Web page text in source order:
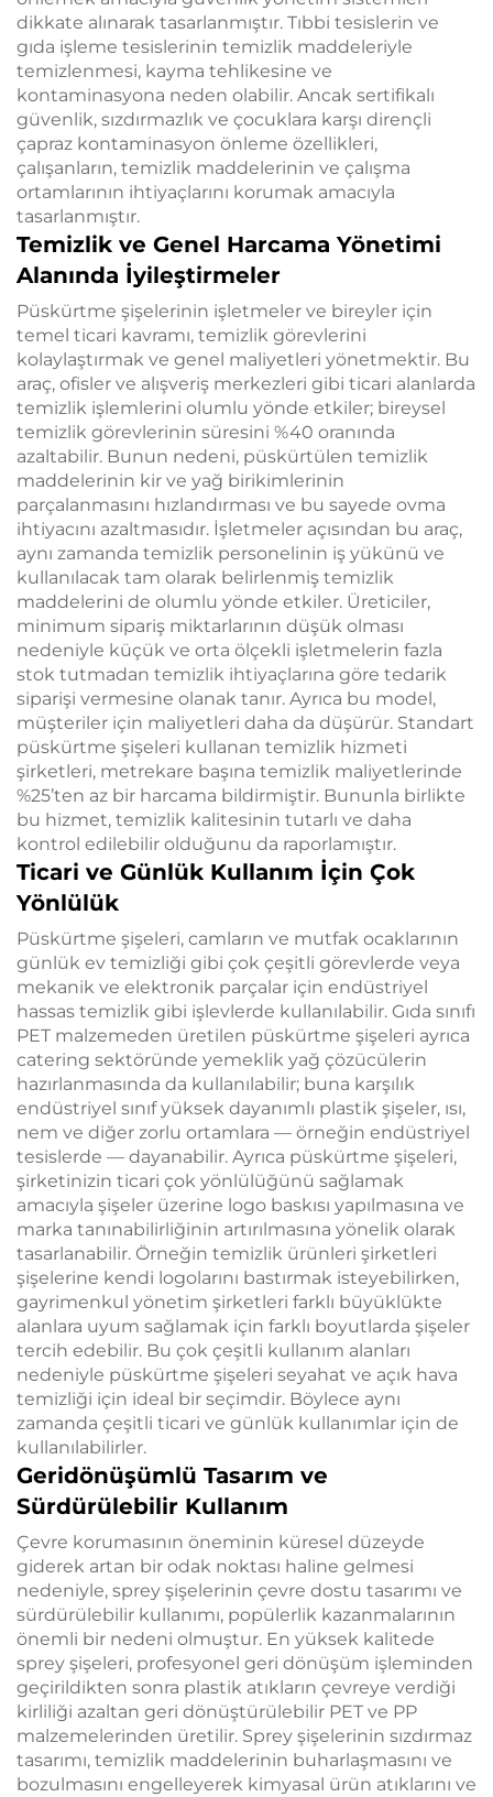
dikkate alınarak tasarlanmıştır. Tıbbi tesislerin ve
gıda işleme tesislerinin temizlik maddeleriyle
temizlenmesi, kayma tehlikesine ve
kontaminasyona neden olabilir. Ancak sertifikalı
güvenlik, sızdırmazlık ve çocuklara karşı dirençli
çapraz kontaminasyon önleme özellikleri,
çalışanların, temizlik maddelerinin ve çalışma
ortamlarının ihtiyaçlarını korumak amacıyla
tasarlanmıştır.
Temizlik ve Genel Harcama Yönetimi
Alanında İyileştirmeler
Püskürtme şişelerinin işletmeler ve bireyler için
temel ticari kavramı, temizlik görevlerini
kolaylaştırmak ve genel maliyetleri yönetmektir. Bu
araç, ofisler ve alışveriş merkezleri gibi ticari alanlarda
temizlik işlemlerini olumlu yönde etkiler; bireysel
temizlik görevlerinin süresini %40 oranında
azaltabilir. Bunun nedeni, püskürtülen temizlik
maddelerinin kir ve yağ birikimlerinin
parçalanmasını hızlandırması ve bu sayede ovma
ihtiyacını azaltmasıdır. İşletmeler açısından bu araç,
aynı zamanda temizlik personelinin iş yükünü ve
kullanılacak tam olarak belirlenmiş temizlik
maddelerini de olumlu yönde etkiler. Üreticiler,
minimum sipariş miktarlarının düşük olması
nedeniyle küçük ve orta ölçekli işletmelerin fazla
stok tutmadan temizlik ihtiyaçlarına göre tedarik
siparişi vermesine olanak tanır. Ayrıca bu model,
müşteriler için maliyetleri daha da düşürür. Standart
püskürtme şişeleri kullanan temizlik hizmeti
şirketleri, metrekare başına temizlik maliyetlerinde
%25’ten az bir harcama bildirmiştir. Bununla birlikte
bu hizmet, temizlik kalitesinin tutarlı ve daha
kontrol edilebilir olduğunu da raporlamıştır.
Ticari ve Günlük Kullanım İçin Çok
Yönlülük
Püskürtme şişeleri, camların ve mutfak ocaklarının
günlük ev temizliği gibi çok çeşitli görevlerde veya
mekanik ve elektronik parçalar için endüstriyel
hassas temizlik gibi işlevlerde kullanılabilir. Gıda sınıfı
PET malzemeden üretilen püskürtme şişeleri ayrıca
catering sektöründe yemeklik yağ çözücülerin
hazırlanmasında da kullanılabilir; buna karşılık
endüstriyel sınıf yüksek dayanımlı plastik şişeler, ısı,
nem ve diğer zorlu ortamlara — örneğin endüstriyel
tesislerde — dayanabilir. Ayrıca püskürtme şişeleri,
şirketinizin ticari çok yönlülüğünü sağlamak
amacıyla şişeler üzerine logo baskısı yapılmasına ve
marka tanınabilirliğinin artırılmasına yönelik olarak
tasarlanabilir. Örneğin temizlik ürünleri şirketleri
şişelerine kendi logolarını bastırmak isteyebilirken,
gayrimenkul yönetim şirketleri farklı büyüklükte
alanlara uyum sağlamak için farklı boyutlarda şişeler
tercih edebilir. Bu çok çeşitli kullanım alanları
nedeniyle püskürtme şişeleri seyahat ve açık hava
temizliği için ideal bir seçimdir. Böylece aynı
zamanda çeşitli ticari ve günlük kullanımlar için de
kullanılabilirler.
Geridönüşümlü Tasarım ve
Sürdürülebilir Kullanım
Çevre korumasının öneminin küresel düzeyde
giderek artan bir odak noktası haline gelmesi
nedeniyle, sprey şişelerinin çevre dostu tasarımı ve
sürdürülebilir kullanımı, popülerlik kazanmalarının
önemli bir nedeni olmuştur. En yüksek kalitede
sprey şişeleri, profesyonel geri dönüşüm işleminden
geçirildikten sonra plastik atıkların çevreye verdiği
kirliliği azaltan geri dönüştürülebilir PET ve PP
malzemelerinden üretilir. Sprey şişelerinin sızdırmaz
tasarımı, temizlik maddelerinin buharlaşmasını ve
bozulmasını engelleyerek kimyasal ürün atıklarını ve